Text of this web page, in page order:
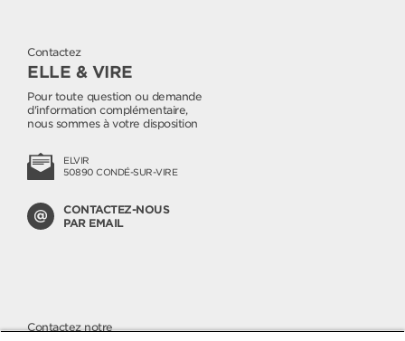
Contactez
ELLE & VIRE
Pour toute question ou demande
d'information complémentaire,
nous sommes à votre disposition
ELVIR
50890 CONDÉ-SUR-VIRE
CONTACTEZ-NOUS
PAR EMAIL
Contactez notre